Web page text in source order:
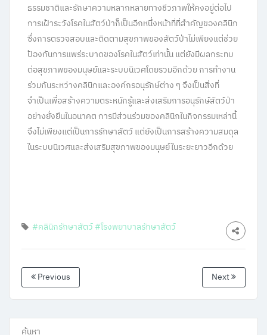
ธรรมชาติและรักษาความหลากหลายทางชีวภาพให้คงอยู่ต่อไป
การเฝ้าระวังโรคในสัตว์ป่าก็เป็นอีกหนึ่งหน้าที่ที่สำคัญของคลินิก
ซึ่งการตรวจสอบและติดตามสุขภาพของสัตว์ป่าไม่เพียงแต่ช่วย
ป้องกันการแพร่ระบาดของโรคในสัตว์เท่านั้น แต่ยังมีผลกระทบ
ต่อสุขภาพของมนุษย์และระบบนิเวศโดยรวมอีกด้วย การทำงาน
ร่วมกันระหว่างคลินิกและองค์กรอนุรักษ์ต่าง ๆ จึงเป็นสิ่งที่
จำเป็นเพื่อสร้างความตระหนักรู้และส่งเสริมการอนุรักษ์สัตว์ป่า
อย่างยั่งยืนในอนาคต การมีส่วนร่วมของคลินิกในกิจกรรมเหล่านี้
จึงไม่เพียงแต่เป็นการรักษาสัตว์ แต่ยังเป็นการสร้างความสมดุล
ในระบบนิเวศและส่งเสริมสุขภาพของมนุษย์ในระยะยาวอีกด้วย
#คลินิกรักษาสัตว์#โรงพยาบาลรักษาสัตว์
Previous Next
ค้นหา